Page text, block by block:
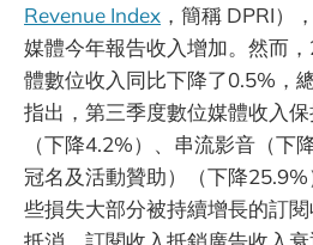
Revenue Index ，簡稱 DPRI）
媒體今年報告收入增加。然而
體數位收入同比下降了0.5%，
指出，第三季度數位媒體收入
（下降4.2%）、串流影音（下
冠名及活動贊助）（下降
些損失大部分被持續增長的訂